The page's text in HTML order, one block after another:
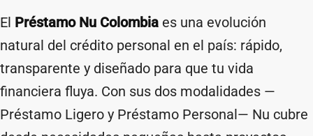
El Préstamo Nu Colombia es una evolución
natural del crédito personal en el país: rápido,
transparente y diseñado para que tu vida
financiera fluya. Con sus dos modalidades —
Préstamo Ligero y Préstamo Personal— Nu cubre